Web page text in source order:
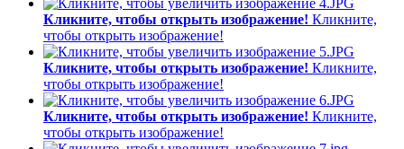
Кликните, чтобы открыть изображение! Кликните,
чтобы открыть изображение!
Кликните, чтобы открыть изображение! Кликните,
чтобы открыть изображение!
Кликните, чтобы открыть изображение! Кликните,
чтобы открыть изображение!